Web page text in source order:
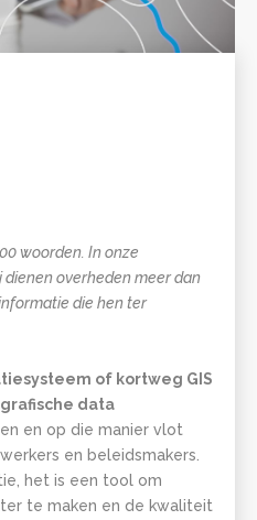
woorden. In onze
overheden meer dan
die hen ter
of kortweg GIS
data
en op die manier vlot
en beleidsmakers.
het is een tool om
te maken en de kwaliteit